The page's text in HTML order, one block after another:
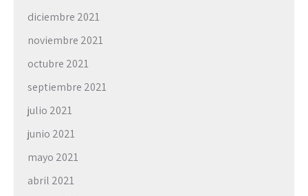
diciembre 2021
noviembre 2021
octubre 2021
septiembre 2021
julio 2021
junio 2021
mayo 2021
abril 2021